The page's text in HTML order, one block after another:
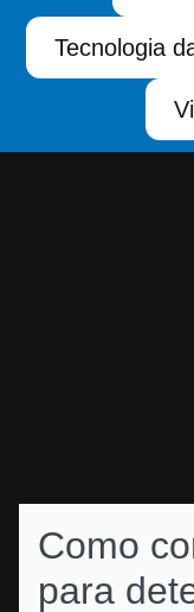
Tecnologia
Como
para